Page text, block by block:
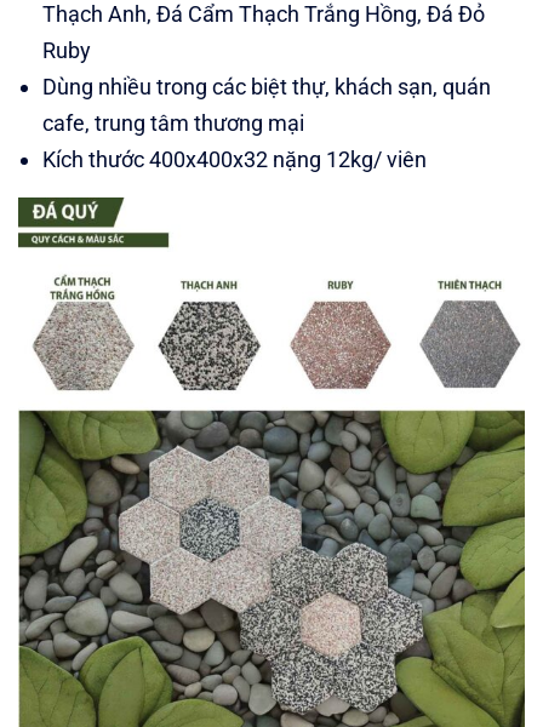
Thạch Anh, Đá Cẩm Thạch Trắng Hồng, Đá Đỏ
Ruby
Dùng nhiều trong các biệt thự, khách sạn, quán
cafe, trung tâm thương mại
Kích thước 400x400x32 nặng 12kg/ viên